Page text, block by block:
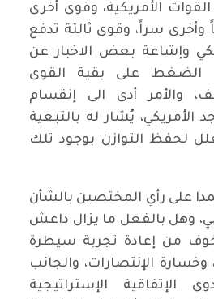
الأمريكية، وقوى أخرى
وأخرى سراً، وقوى ثالثة تدفع
وإشاعة بعض الاخبار عن
الضغط على بقية القوى
والأمر أدى الى إنقسام
الأمريكي، يُشار له بالتبعية
يعلل لحفظ التوازن بوجود تلك
على رأي المختصين بالشأن
وهل بالفعل ما يزال داعش
من إعادة تجربة سيطرة
وخسارة الإنتصارات، والجانب
الإستراتيجية